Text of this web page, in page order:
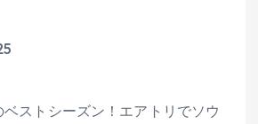
ストシーズン！エアトリでソウ